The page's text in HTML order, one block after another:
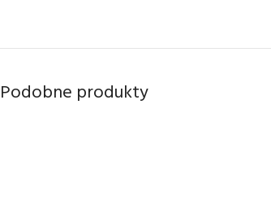
Podobne produkty